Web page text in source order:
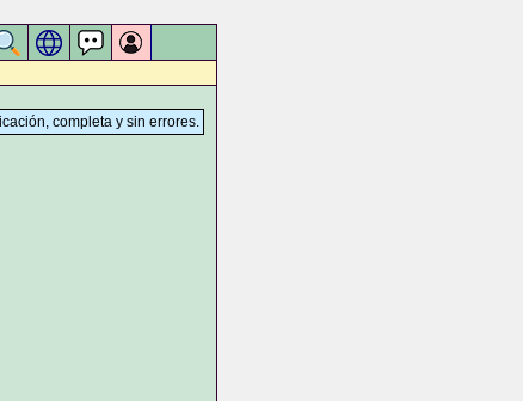
completa y sin errores.